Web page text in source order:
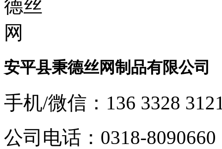
安平县秉德丝网制品有限公司
手机/微信： 136 3328
公司电话： 0318-8090660